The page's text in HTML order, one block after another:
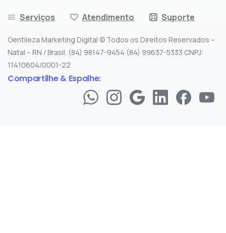
Serviços Atendimento Suporte
Gentileza Marketing Digital © Todos os Direitos Reservados –
Natal – RN / Brasil. (84) 98147-9454 (84) 99637-5333 CNPJ:
11410604/0001-22
Compartilhe & Espalhe: